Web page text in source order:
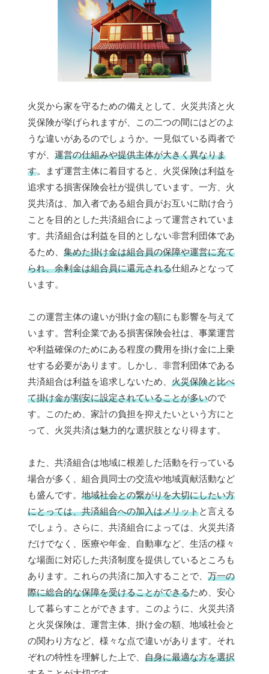
火災から家を守るための備えとして、火災共済と火
災保険が挙げられますが、この二つの間にはどのよ
うな違いがあるのでしょうか。一見似ている両者で
すが、 運営の仕組みや提供主体が大きく異なりま
す。まず運営主体に着目すると、火災保険は利益を
追求する損害保険会社が提供しています。一方、火
災共済は、加入者である組合員がお互いに助け合う
ことを目的とした共済組合によって運営されていま
す。共済組合は利益を目的としない非営利団体であ
るため、 集めた掛け金は組合員の保障や運営に充て
られ、余剰金は組合員に還元される仕組みとなって
います。
この運営主体の違いが掛け金の額にも影響を与えて
います。営利企業である損害保険会社は、事業運営
や利益確保のためにある程度の費用を掛け金に上乗
せする必要があります。しかし、非営利団体である
共済組合は利益を追求しないため、 火災保険と比べ
て掛け金が割安に設定されていることが多いので
す。このため、家計の負担を抑えたいという方にと
って、火災共済は魅力的な選択肢となり得ます。
また、共済組合は地域に根差した活動を行っている
場合が多く、組合員同士の交流や地域貢献活動など
も盛んです。 地域社会との繋がりを大切にしたい方
にとっては、共済組合への加入はメリットと言える
でしょう。さらに、共済組合によっては、火災共済
だけでなく、医療や年金、自動車など、生活の様々
な場面に対応した共済制度を提供しているところも
あります。これらの共済に加入することで、 万一の
際に総合的な保障を受けることができるため、安心
して暮らすことができます。このように、火災共済
と火災保険は、運営主体、掛け金の額、地域社会と
の関わり方など、様々な点で違いがあります。それ
ぞれの特性を理解した上で、 自身に最適な方を選択